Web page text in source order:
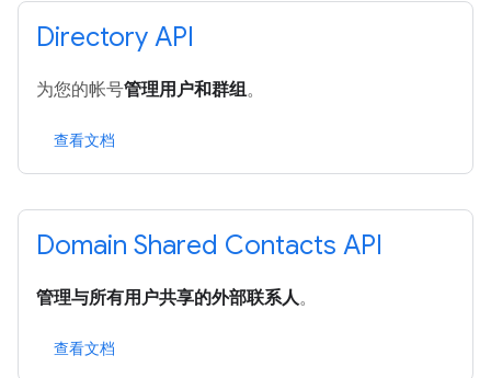
Directory API
为您的帐号管理用户和群组。
查看文档
Domain Shared Contacts API
管理与所有用户共享的外部联系人。
查看文档